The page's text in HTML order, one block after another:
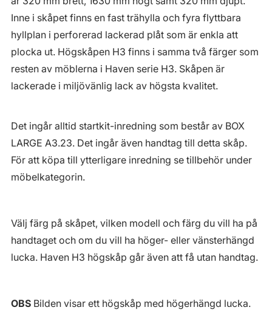
Inne i skåpet finns en fast trähylla och fyra flyttbara
hyllplan i perforerad lackerad plåt som är enkla att
plocka ut. Högskåpen H3 finns i samma två färger som
resten av möblerna i Haven serie H3. Skåpen är
lackerade i miljövänlig lack av högsta kvalitet.
Det ingår alltid startkit-inredning som består av BOX
LARGE A3.23. Det ingår även handtag till detta skåp.
För att köpa till ytterligare inredning se tillbehör under
möbelkategorin.
Välj färg på skåpet, vilken modell och färg du vill ha på
handtaget och om du vill ha höger- eller vänsterhängd
lucka. Haven H3 högskåp går även att få utan handtag.
OBS Bilden visar ett högskåp med högerhängd lucka.